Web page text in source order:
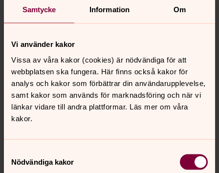
Samtycke Information Om
Vi använder kakor
Vissa av våra kakor (cookies) är nödvändiga för att
webbplatsen ska fungera. Här finns också kakor för
analys och kakor som förbättrar din användarupplevelse,
samt kakor som används för marknadsföring och när vi
länkar vidare till andra plattformar. Läs mer om våra
kakor.
Nödvändiga kakor
För att förfrågan skall kunna fullföljas krävs att ett
fullständigt personnummer och för- och efternamn
registreras på båda vårdnadshavarna. Om det bara
finns en vårdnadshavare kan samma personuppgifter
fyllas i två gånger.